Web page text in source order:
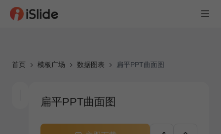
首页 模板广场 数据图表 扁平PPT曲面图
扁平PPT曲面图